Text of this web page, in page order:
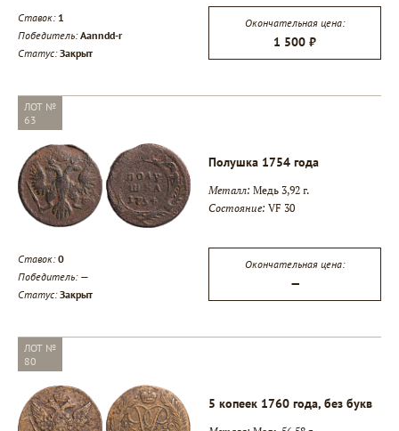
Ставок: 1
Победитель: Aanndd-r
Статус:Закрыт
Окончательная цена:
1 500 ₽
ЛОТ №
63
Полушка 1754 года
Металл: Медь 3,92 г.
Состояние: VF 30
Ставок:0
Победитель: —
Статус:Закрыт
Окончательная цена:
—
ЛОТ №
80
5 копеек 1760 года, без букв